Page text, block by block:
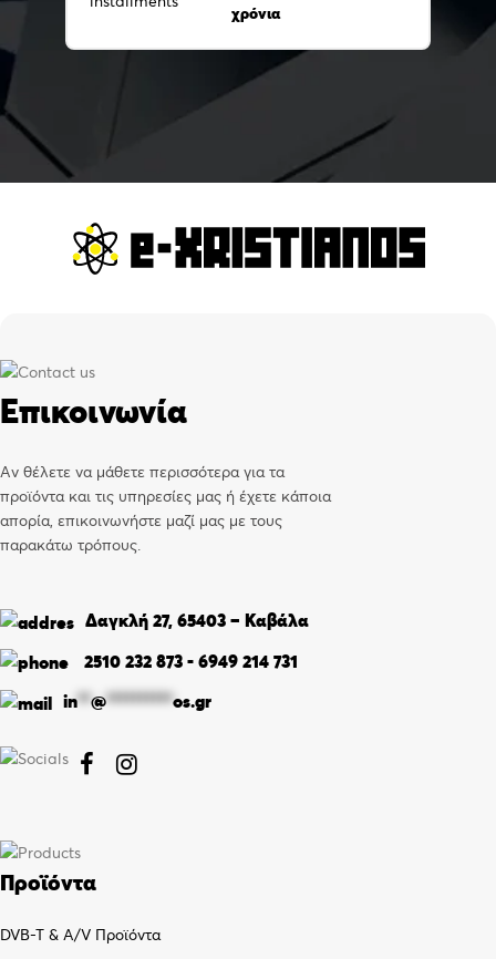
χρόνια
Επικοινωνία
Αν θέλετε να μάθετε περισσότερα για τα
προϊόντα και τις υπηρεσίες μας ή έχετε κάποια
απορία, επικοινωνήστε μαζί μας με τους
παρακάτω τρόπους.
Δαγκλή 27, 65403 – Καβάλα
2510 232 873 - 6949 214 731
in**@**********os.gr
 
Προϊόντα
DVB-T & A/V Προϊόντα